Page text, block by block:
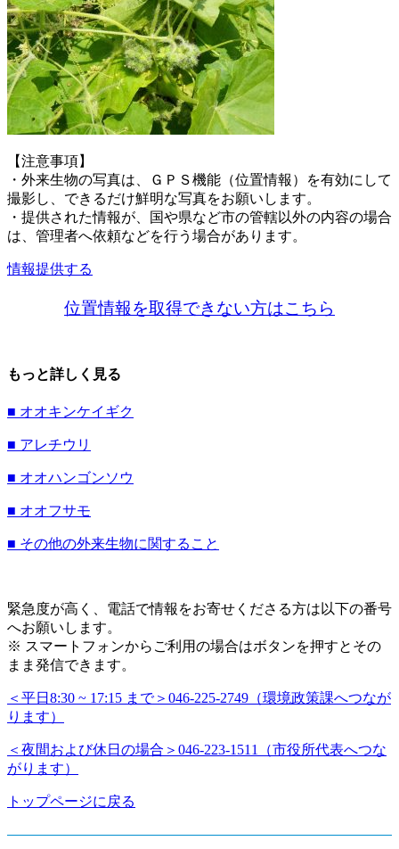
【注意事項】
・外来生物の写真は、ＧＰＳ機能（位置情報）を有効にして
撮影し、できるだけ鮮明な写真をお願いします。
・提供された情報が、国や県など市の管轄以外の内容の場合
は、管理者へ依頼などを行う場合があります。
情報提供する
位置情報を取得できない方はこちら
もっと詳しく見る
■ オオキンケイギク
■ アレチウリ
■ オオハンゴンソウ
■ オオフサモ
■ その他の外来生物に関すること
緊急度が高く、電話で情報をお寄せくださる方は以下の番号
へお願いします。
※ スマートフォンからご利用の場合はボタンを押すとその
まま発信できます。
＜平日8:30 ~ 17:15 まで＞ 046-225-2749 （環境政策課へつなが
ります）
＜夜間および休日の場合＞ 046-223-1511
（市役所代表へつな
がります）
トップページに戻る